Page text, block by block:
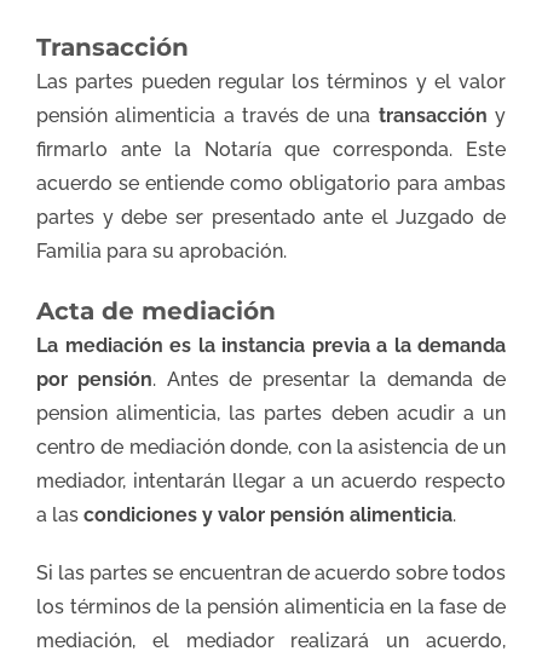
Transacción
Las partes pueden regular los términos y el valor
pensión alimenticia a través de una transaccióny
firmarlo ante la Notaría que corresponda. Este
acuerdo se entiende como obligatorio para ambas
partes y debe ser presentado ante el Juzgado de
Familia para su aprobación.
Acta de mediación
La mediación es la instancia previa a la demanda
por pensión. Antes de presentar la demanda de
pension alimenticia, las partes deben acudir a un
centro de mediación donde, con la asistencia de un
mediador, intentarán llegar a un acuerdo respecto
a las condiciones y valor pensión alimenticia.
Si las partes se encuentran de acuerdo sobre todos
los términos de la pensión alimenticia en la fase de
mediación, el mediador realizará un acuerdo,